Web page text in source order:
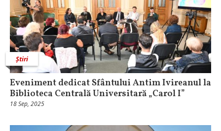
Știri
Eveniment dedicat Sfântului Antim Ivireanul la
Biblioteca Centrală Universitară „Carol I”
18 Sep, 2025